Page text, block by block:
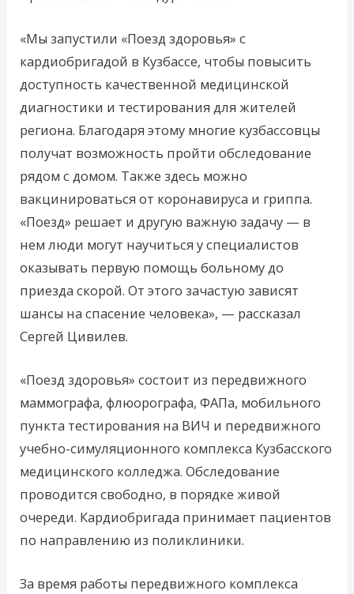
«Мы запустили «Поезд здоровья» с
кардиобригадой в Кузбассе, чтобы повысить
доступность качественной медицинской
диагностики и тестирования для жителей
региона. Благодаря этому многие кузбассовцы
получат возможность пройти обследование
рядом с домом. Также здесь можно
вакцинироваться от коронавируса и гриппа.
«Поезд» решает и другую важную задачу — в
нем люди могут научиться у специалистов
оказывать первую помощь больному до
приезда скорой. От этого зачастую зависят
шансы на спасение человека», — рассказал
Сергей Цивилев.
«Поезд здоровья» состоит из передвижного
маммографа, флюорографа, ФАПа, мобильного
пункта тестирования на ВИЧ и передвижного
учебно-симуляционного комплекса Кузбасского
медицинского колледжа. Обследование
проводится свободно, в порядке живой
очереди. Кардиобригада принимает пациентов
по направлению из поликлиники.
За время работы передвижного комплекса